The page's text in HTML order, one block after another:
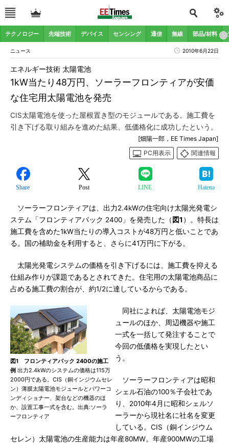
テクノロジー 先端技術 デバイス センシング 通信 無線 部品/材料
ニュース 2010年6月22日
1kW当たり48万円、ソーラーフロンティアが安価
な住宅用太陽電池を発売
エネルギー技術 太陽電池
CIS太陽電池を使った屋根置き型のモジュールである。施工費を
引き下げる取り組みを進めた結果、低価格化に成功したという。
[畑陽一郎，EE Times Japan]
PC用表示
関連情報
Share Post LINE Hatena
ソーラーフロンティアは、出力2.4kWの住宅向け太陽光発電シ
ステム「フロンティアパック 2400」を発売した（ 図1 ）。特長は
施工費を含めた1kW当たりの導入コストが48万円と低いことであ
る。国の補助金を利用すると、さらに41万円に下がる。
太陽光発電システムの価格を引き下げるには、施工費を抑える
仕組み作りが課題であるとされてきた。住宅用の太陽電池商品に
占める施工費の割合が、約1/2に達しているからである。
図1 フロンティアパック 2400の施工
例 出力2.4kWのシステムの価格は115万
2000円である。CIS（銅インジウムセレ
ン）薄膜太陽電池モジュールとパワーコ
ンディショナー、架台などの機器のほ
か、設置工事一式を含む。出典:ソーラ
ーフロンティア
同社によれば、太陽電池モジ
ュールのほか、周辺機器や施工
一式を一括して発注することで
今回の低価格を実現したとい
う。
ソーラーフロンティアは昭和
シェル石油の100％子会社であ
り、2010年4月に昭和シェルソ
ーラーから現社名に社名を変更
している。CIS（銅インジウム
セレン）太陽電池の生産能力は年産80MW。年産900MWの工場